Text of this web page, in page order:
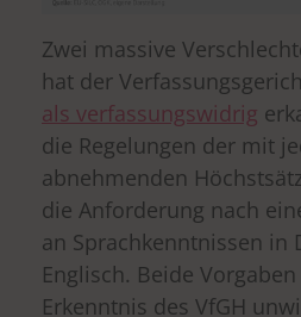
Zwei massive
hat der
als verfassungswidrig
die Regelungen der mit
abnehmenden
die Anforderung nach
an Sprachkenntnissen in
Englisch. Beide
Erkenntnis des VfGH